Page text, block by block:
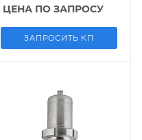
ЦЕНА ПО ЗАПРОСУ
ЗАПРОСИТЬ КП